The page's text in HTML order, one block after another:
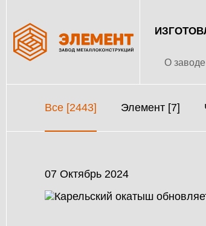
О заводе
Все [2443] Элемент [7]
07 Октябрь 2024